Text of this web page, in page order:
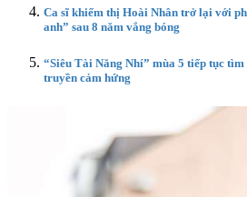
Ca sĩ khiếm thị Hoài Nhân trở lại với
anh” sau 8 năm vắng bóng
“Siêu Tài Năng Nhí” mùa 5 tiếp tục
truyền cảm hứng